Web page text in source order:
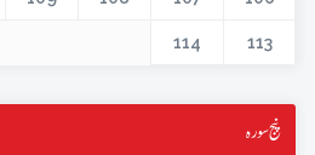
113
114
پنج سورہ